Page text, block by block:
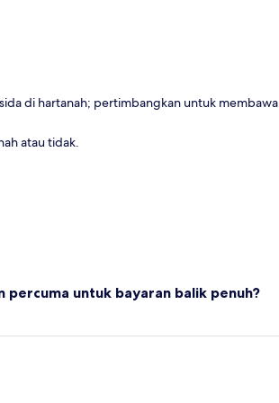
di hartanah; pertimbangkan untuk membawa
atau tidak.
percuma untuk bayaran balik penuh?